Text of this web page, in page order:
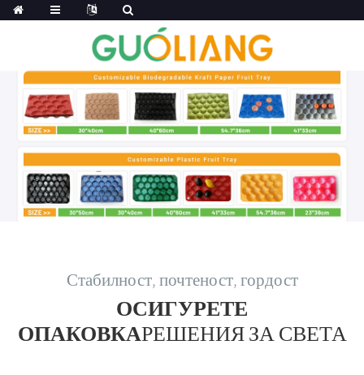
Стабилност, почтеност, гордост
ОСИГУРЕТЕ
ОПАКОВКАРЕШЕНИЯ ЗА СВЕТА